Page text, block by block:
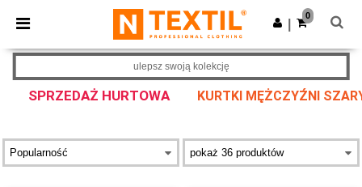
× Aplikacja Ntextil
Lepsze ceny w aplikacji!
Pobierz app
0
SPRZEDAŻ HURTOWA KURTKI MĘŻCZYŹNI
ulepsz swoją kolekcję